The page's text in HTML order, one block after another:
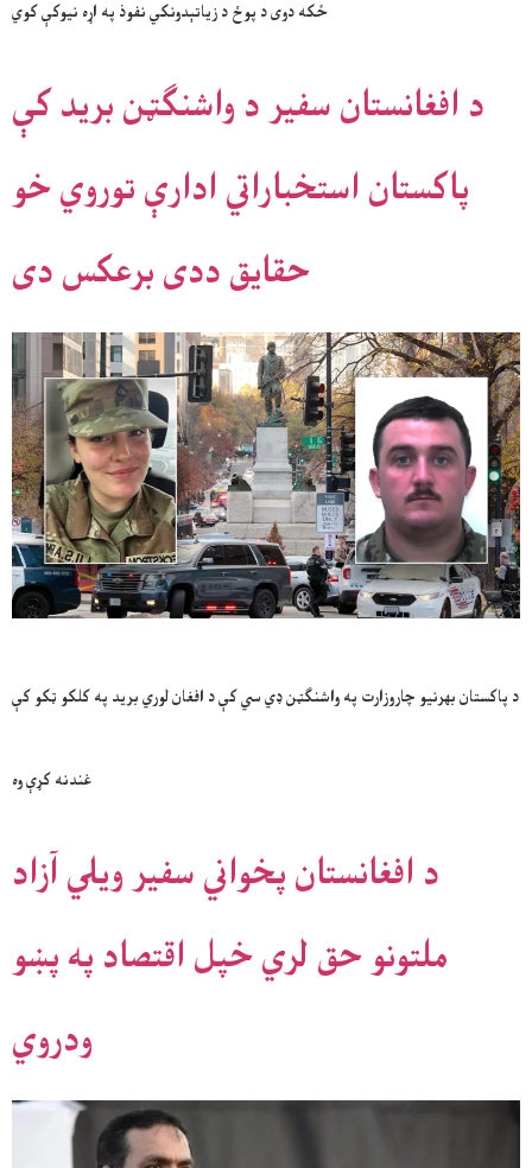
ځکه دوی د پوځ د زیاتېدونکي نفوذ په اړه نیوکې کوي
د افغانستان سفیر د واشنګټن برید کې
پاکستان استخباراتي ادارې توروي خو
حقایق ددی برعکس دی
د پاکستان بهرنیو چاروزارت په واشنګټن ډي سي کې د افغان لوري برید په کلکو ټکو کې
غندنه کړې وه
د افغانستان پخواني سفیر ویلي آزاد
ملتونو حق لري خپل اقتصاد په پښو
ودروي